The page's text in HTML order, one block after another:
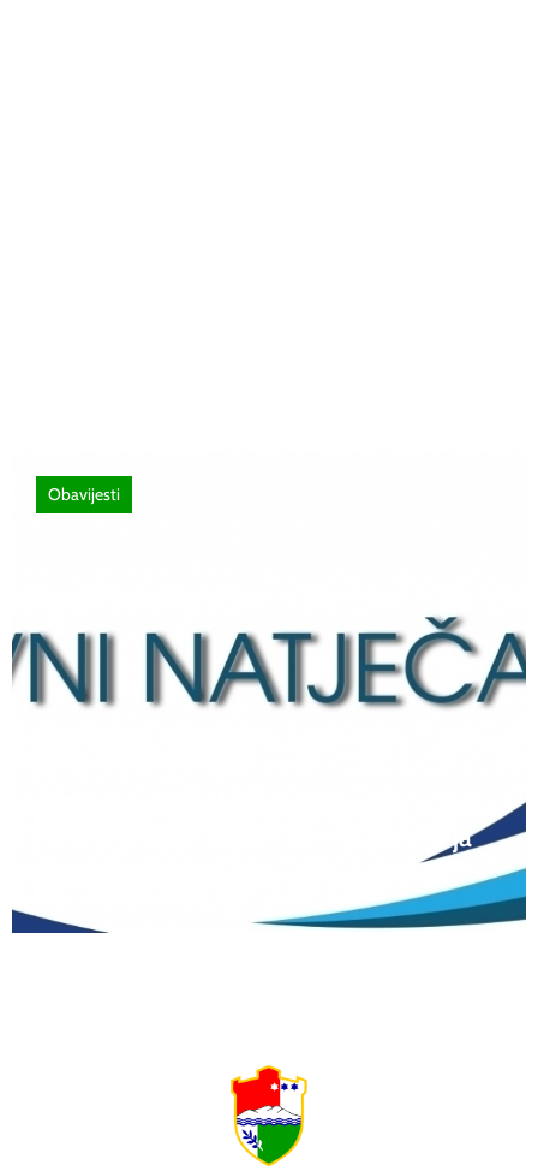
razred srednjih škola Kantona Središnja
Bosna u školskoj 2026./2027. godini
Obavijesti